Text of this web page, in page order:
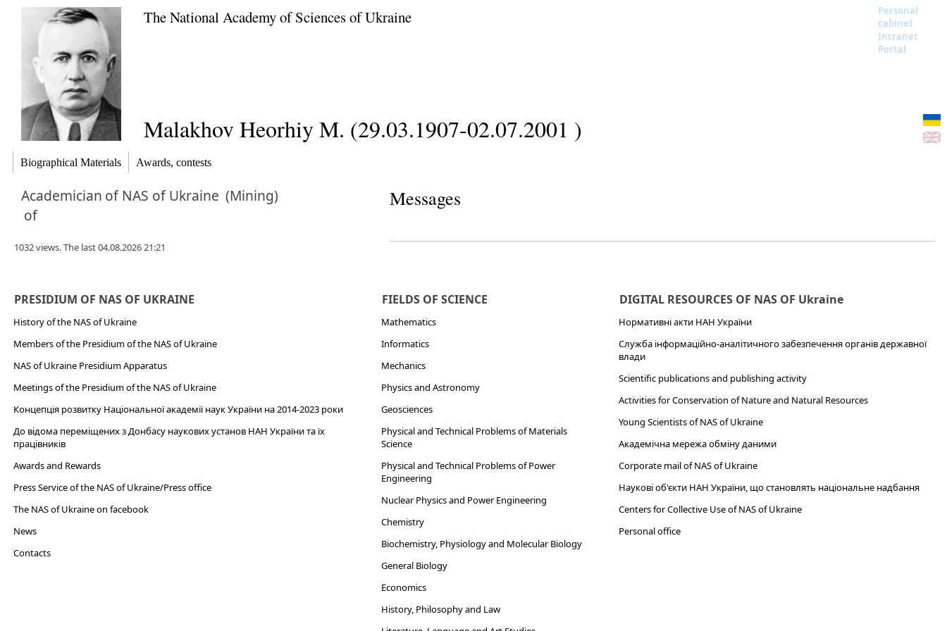
The National Academy of Sciences of Ukraine
Personal
cabinet
Intranet
Portal
Malakhov Heorhiy M. (29.03.1907-02.07.2001 )
Biographical Materials Awards, contests
Academician of NAS of Ukraine (Mining)
of
1032 views. The last 04.08.2026 21:21
Messages
PRESIDIUM OF NAS OF UKRAINE
History of the NAS of Ukraine
Members of the Presidium of the NAS of Ukraine
NAS of Ukraine Presidium Apparatus​
Meetings of the Presidium of the NAS of Ukraine
Концепція розвитку Національної академії наук України на 2014-2023 роки
До відома переміщених з Донбасу наукових установ НАН України та їх
працівників
Awards and Rewards
Press Service of the NAS of Ukraine/Press office
The NAS of Ukraine on facebook
News
Сontacts
FIELDS OF SCIENCE
Mathematics
Informatics
Mechanics
Physics and Astronomy
Geosciences
Physical and Technical Problems of Materials
Science
Physical and Technical Problems of Power
Engineering
Nuclear Physics and Power Engineering
Chemistry
Biochemistry, Physiology and Molecular Biology
General Biology
Economics
History, Philosophy and Law
DIGITAL RESOURCES OF NAS OF Ukraine
Нормативні акти НАН України
Служба інформаційно-аналітичного забезпечення органів державної
влади
Scientific publications and publishing activity
Activities for Conservation of Nature and Natural Resources
Young Scientists of NAS of Ukraine
Академічна мережа обміну даними
Corporate mail of NAS of Ukraine
Наукові об'єкти НАН України, що становлять національне надбання
Centers for Collective Use of NAS of Ukraine
Personal office